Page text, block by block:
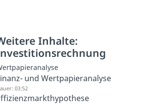
Inhalte:
und Wertpapieranalyse
03:52